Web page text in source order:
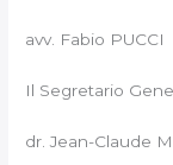
avv. Fabio PUCCI
Il Segretario
dr. Jean-Claude